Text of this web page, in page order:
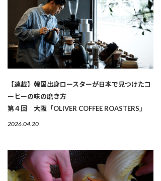
【連載】韓国出身ロースターが日本で見つけたコ
ーヒーの味の磨き方
第４回 大阪「OLIVER COFFEE ROASTERS」
2026.04.20